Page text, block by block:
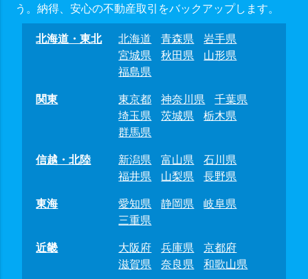
う。納得、安心の不動産取引をバックアップします。
北海道・東北 北海道 青森県
岩手県
宮城県
秋田県
山形県
福島県
関東
東京都 神奈川県
千葉県
埼玉県
茨城県
栃木県
群馬県
信越・北陸
新潟県 富山県
石川県
福井県
山梨県
長野県
東海
愛知県 静岡県
岐阜県
三重県
近畿
大阪府 兵庫県
京都府
滋賀県
奈良県 和歌山県